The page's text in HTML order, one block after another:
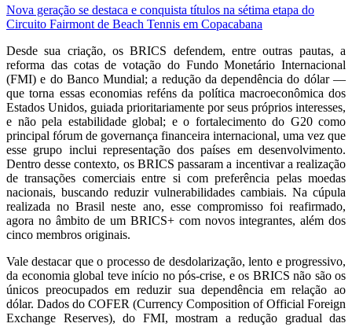
Nova geração se destaca e conquista títulos na sétima etapa do
Circuito Fairmont de Beach Tennis em Copacabana
Desde sua criação, os BRICS defendem, entre outras pautas, a
reforma das cotas de votação do Fundo Monetário Internacional
(FMI) e do Banco Mundial; a redução da dependência do dólar —
que torna essas economias reféns da política macroeconômica dos
Estados Unidos, guiada prioritariamente por seus próprios interesses,
e não pela estabilidade global; e o fortalecimento do G20 como
principal fórum de governança financeira internacional, uma vez que
esse grupo inclui representação dos países em desenvolvimento.
Dentro desse contexto, os BRICS passaram a incentivar a realização
de transações comerciais entre si com preferência pelas moedas
nacionais, buscando reduzir vulnerabilidades cambiais. Na cúpula
realizada no Brasil neste ano, esse compromisso foi reafirmado,
agora no âmbito de um BRICS+ com novos integrantes, além dos
cinco membros originais.
Vale destacar que o processo de desdolarização, lento e progressivo,
da economia global teve início no pós-crise, e os BRICS não são os
únicos preocupados em reduzir sua dependência em relação ao
dólar. Dados do COFER (Currency Composition of Official Foreign
Exchange Reserves), do FMI, mostram a redução gradual das